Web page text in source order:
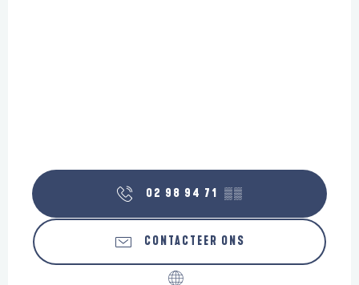
02 98 94 71 ▒▒
CONTACTEER ONS